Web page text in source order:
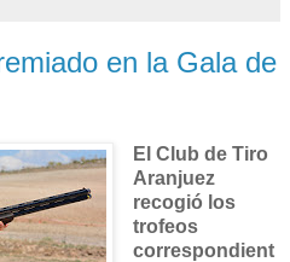
en la Gala de
El Club de Tiro
Aranjuez
recogió los
trofeos
correspondient